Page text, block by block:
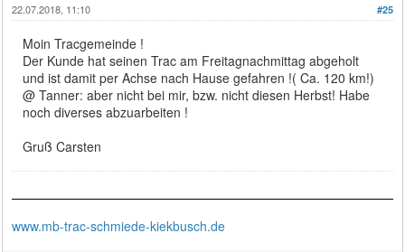
#25
22.07.2018, 11:10
Moin Tracgemeinde !
Der Kunde hat seinen Trac am Freitagnachmittag abgeholt
und ist damit per Achse nach Hause gefahren !( Ca. 120 km!)
@ Tanner: aber nicht bei mir, bzw. nicht diesen Herbst! Habe
noch diverses abzuarbeiten !
Gruß Carsten
www.mb-trac-schmiede-kiekbusch.de